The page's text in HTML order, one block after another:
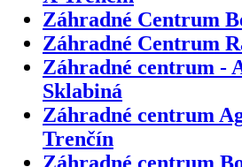
Záhradné Centrum
Záhradné Centrum
Záhradné centrum -
Sklabiná
Záhradné centrum
Trenčín